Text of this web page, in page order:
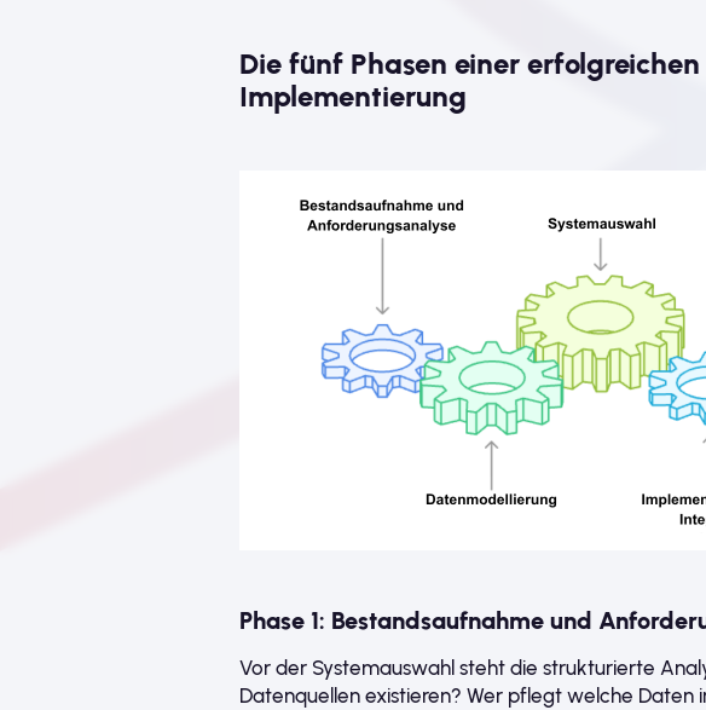
Die fünf Phasen einer
Implementierung
Phase 1: Bestandsaufnahme und
Vor der Systemauswahl steht die strukturierte
Datenquellen existieren? Wer pflegt welche Daten